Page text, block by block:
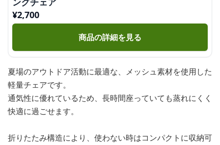
¥2,700
商品の詳細を見る
夏場のアウトドア活動に最適な、メッシュ素材を使用した
軽量チェアです。
通気性に優れているため、長時間座っていても蒸れにくく
快適に過ごせます。
折りたたみ構造により、使わない時はコンパクトに収納可